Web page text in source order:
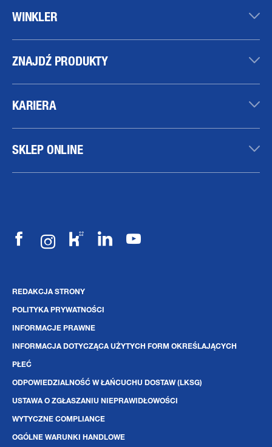
WINKLER
ZNAJDŹ PRODUKTY
KARIERA
SKLEP ONLINE
REDAKCJA STRONY
POLITYKA PRYWATNOŚCI
INFORMACJE PRAWNE
INFORMACJA DOTYCZĄCA UŻYTYCH FORM OKREŚLAJĄCYCH
PŁEĆ
ODPOWIEDZIALNOŚĆ W ŁAŃCUCHU DOSTAW (LKSG)
USTAWA O ZGŁASZANIU NIEPRAWIDŁOWOŚCI
WYTYCZNE COMPLIANCE
OGÓLNE WARUNKI HANDLOWE